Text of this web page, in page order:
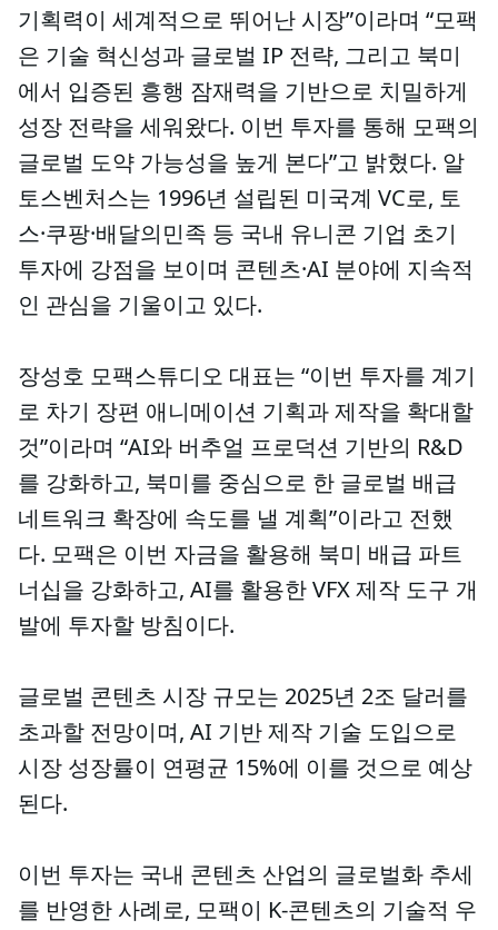
기획력이 세계적으로 뛰어난 시장”이라며 “모팩
은 기술 혁신성과 글로벌 IP 전략, 그리고 북미
에서 입증된 흥행 잠재력을 기반으로 치밀하게
성장 전략을 세워왔다. 이번 투자를 통해 모팩의
글로벌 도약 가능성을 높게 본다”고 밝혔다. 알
토스벤처스는 1996년 설립된 미국계 VC로, 토
스·쿠팡·배달의민족 등 국내 유니콘 기업 초기
투자에 강점을 보이며 콘텐츠·AI 분야에 지속적
인 관심을 기울이고 있다.
장성호 모팩스튜디오 대표는 “이번 투자를 계기
로 차기 장편 애니메이션 기획과 제작을 확대할
것”이라며 “AI와 버추얼 프로덕션 기반의 R&D
를 강화하고, 북미를 중심으로 한 글로벌 배급
네트워크 확장에 속도를 낼 계획”이라고 전했
다. 모팩은 이번 자금을 활용해 북미 배급 파트
너십을 강화하고, AI를 활용한 VFX 제작 도구 개
발에 투자할 방침이다.
글로벌 콘텐츠 시장 규모는 2025년 2조 달러를
초과할 전망이며, AI 기반 제작 기술 도입으로
시장 성장률이 연평균 15%에 이를 것으로 예상
된다.
이번 투자는 국내 콘텐츠 산업의 글로벌화 추세
를 반영한 사례로, 모팩이 K-콘텐츠의 기술적 우